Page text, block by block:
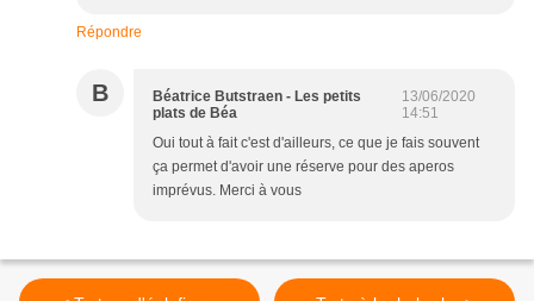
Répondre
B
Béatrice Butstraen - Les petits
plats de Béa
13/06/2020
14:51
Oui tout à fait c'est d'ailleurs, ce que je fais souvent
ça permet d'avoir une réserve pour des aperos
imprévus. Merci à vous